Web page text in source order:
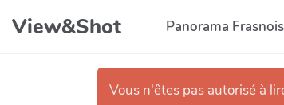
Aller au contenu principal
View&Shot Panorama
Vous n'êtes pas autorisé à